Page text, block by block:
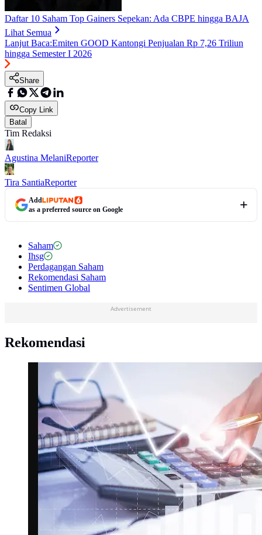
Daftar 10 Saham Top Gainers Sepekan: Ada CBPE hingga BAJA
Lihat Semua
Lanjut Baca:Emiten GOOD Kantongi Penjualan Rp 7,26 Triliun
hingga Semester I 2026
Share
Copy Link
Batal
Tim Redaksi
Agustina MelaniReporter
Tira SantiaReporter
Add
as a preferred source on Google
Saham
Ihsg
Perdagangan Saham
Rekomendasi Saham
Sentimen Global
Advertisement
Rekomendasi